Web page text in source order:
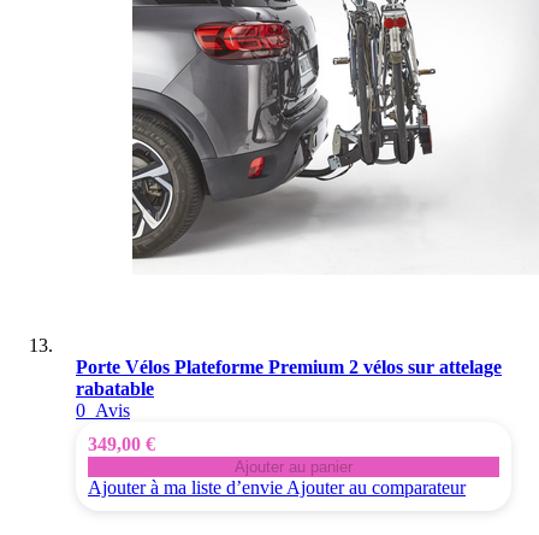
Porte Vélos Plateforme Premium 2 vélos sur attelage
rabatable
0 Avis
349,00 €
Ajouter au panier
Ajouter à ma liste d’envie Ajouter au comparateur